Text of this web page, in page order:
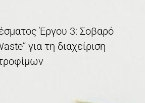
Έργου 3: Σοβαρό
για τη διαχείριση